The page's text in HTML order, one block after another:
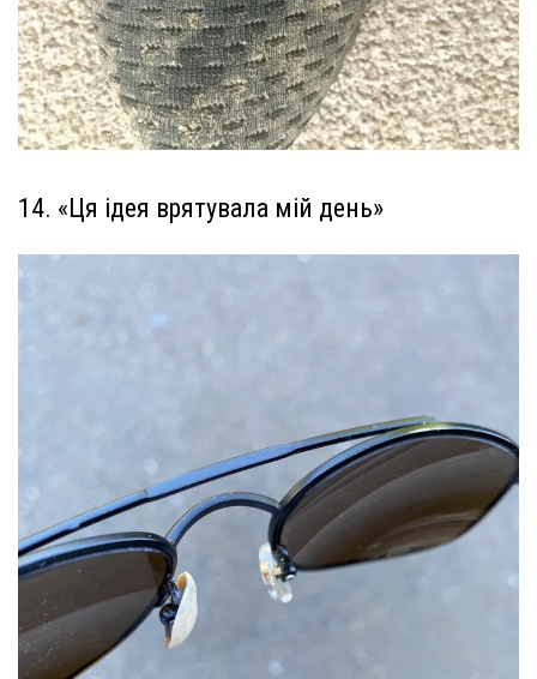
14. «Ця ідея врятувала мій день»